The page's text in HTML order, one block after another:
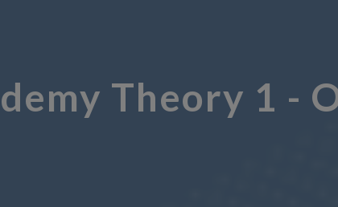
Theory 1 -